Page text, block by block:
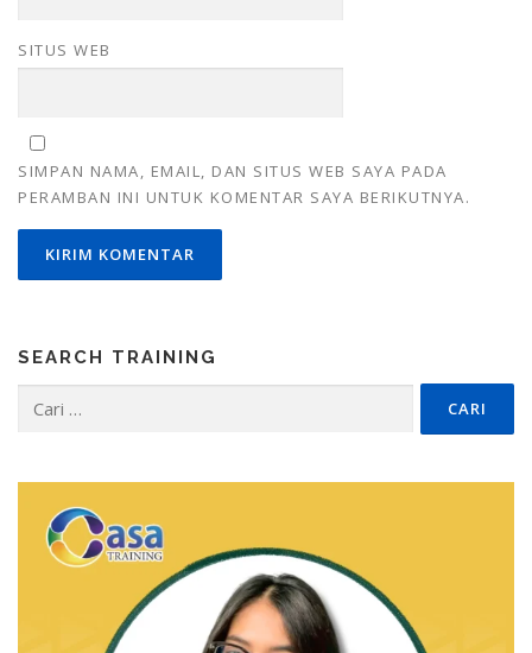
SITUS WEB
SIMPAN NAMA, EMAIL, DAN SITUS WEB SAYA PADA
PERAMBAN INI UNTUK KOMENTAR SAYA BERIKUTNYA.
SEARCH TRAINING
untuk: